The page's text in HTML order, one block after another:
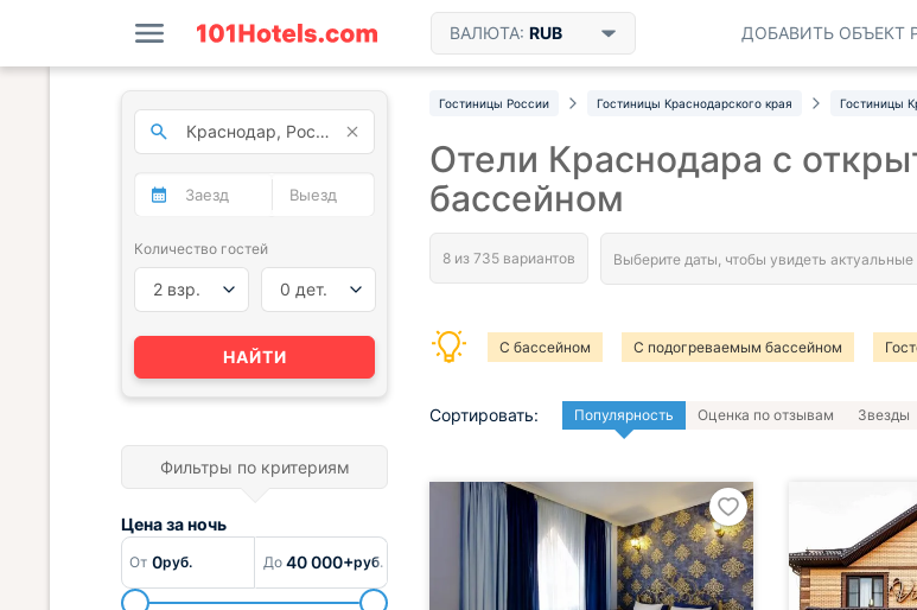
ВАЛЮТА: RUB ДОБАВИТЬ ОБЪЕКТ
Гостиницы России Гостиницы Краснодарского края Гостиницы
Отели Краснодара с
бассейном
С бассейном С подогреваемым бассейном
Сортировать: Популярность Оценка по отзывам Звезды
Количество гостей
2 взр. 0 дет.
НАЙТИ
Фильтры по критериям
Цена заночь
От 0руб. До 40 000+руб.